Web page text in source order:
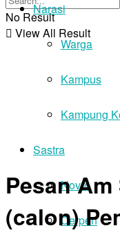
No Result
View All Result
Narasi
Warga
Kampus
Kampung
Sastra
Novel
Cerpen
Pesan
(calon)